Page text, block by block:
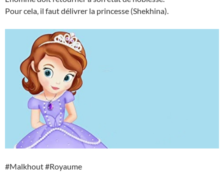
Pour cela, il faut délivrer la princesse (Shekhina).
#Malkhout #Royaume